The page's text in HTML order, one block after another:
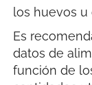
los huevos u
Es
datos de
función de